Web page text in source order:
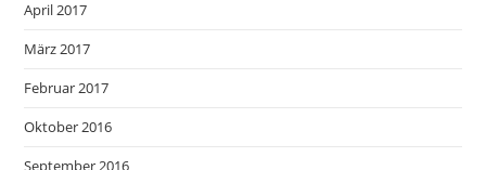
April 2017
März 2017
Februar 2017
Oktober 2016
September 2016